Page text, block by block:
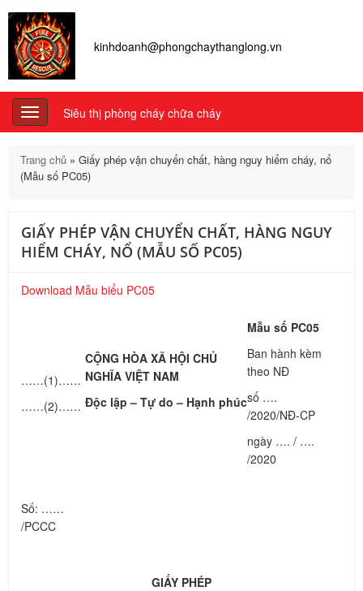
kinhdoanh@phongchaythanglong.vn
Toggle
navigation
Siêu thị phòng cháy chữa cháy
Trang chủ » Giấy phép vận chuyển chất, hàng nguy hiểm cháy, nổ
(Mẫu số PC05)
GIẤY PHÉP VẬN CHUYỂN CHẤT, HÀNG NGUY
HIỂM CHÁY, NỔ (MẪU SỐ PC05)
Download Mẫu biểu PC05
……(1)……
……(2)……
CỘNG HÒA XÃ HỘI CHỦ
NGHĨA VIỆT NAM
Độc lập – Tự do – Hạnh phúc
Mẫu số PC05
Ban hành kèm
theo NĐ
số ….
/2020/NĐ-CP
ngày …. / ….
/2020
Số: ……
/PCCC
GIẤY PHÉP